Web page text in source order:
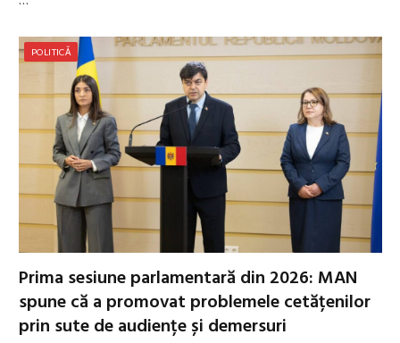
POLITICĂ
Prima sesiune parlamentară din 2026: MAN
spune că a promovat problemele cetățenilor
prin sute de audiențe și demersuri